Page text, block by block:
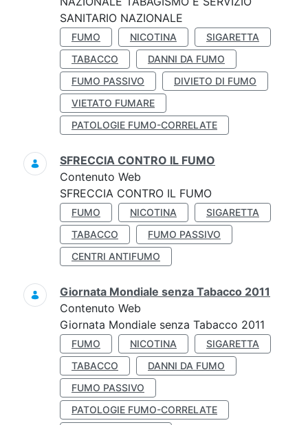
SANITARIO NAZIONALE
FUMO NICOTINA
SIGARETTA
TABACCO
DANNI DA FUMO
FUMO PASSIVO
DIVIETO DI FUMO
VIETATO FUMARE
PATOLOGIE FUMO-CORRELATE
SFRECCIA CONTRO IL FUMO
Contenuto Web
SFRECCIA CONTRO IL FUMO
FUMO NICOTINA
SIGARETTA
TABACCO
FUMO PASSIVO
CENTRI ANTIFUMO
Giornata Mondiale senza Tabacco 2011
Contenuto Web
Giornata Mondiale senza Tabacco 2011
FUMO NICOTINA
SIGARETTA
TABACCO
DANNI DA FUMO
FUMO PASSIVO
PATOLOGIE FUMO-CORRELATE